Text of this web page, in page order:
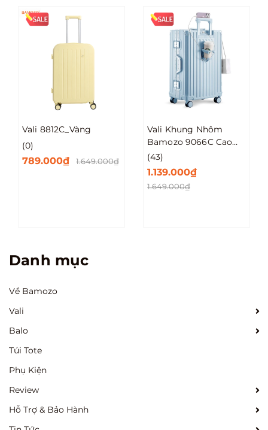
Vali 8812C_Vàng
(0)
789.000₫ 1.649.000₫
Vali Khung Nhôm
Bamozo 9066C Cao
Cấp Size 20/24/28
(43)
1.139.000₫
1.649.000₫
Danh mục
Về Bamozo
Vali
Balo
Túi Tote
Phụ Kiện
Review
Hỗ Trợ & Bảo Hành